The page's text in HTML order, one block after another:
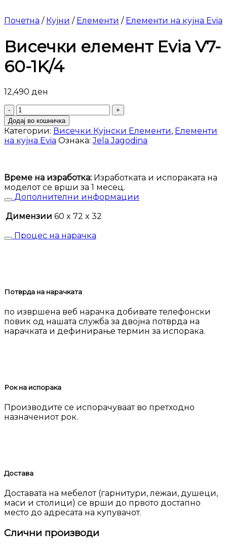
Почетна / Кујни / Елементи / Елементи на кујна Evia
Висечки елемент Evia V7-
60-1K/4
12,490 ден
Висечки
елемент
Evia
V7-
60-
Додај во кошничка
Категории: Висечки Кујнски Елементи, Елементи
на кујна Evia Ознака:Jela Jagodina
Време на изработка: Изработката и испораката на
моделот се врши за 1 месец.
Дополнителни информации
Димензии 60 x 72 x 32
Процес на нарачка
Потврда на нарачката
по извршена веб нарачка добивате телефонски
повик од нашата служба за двојна потврда на
нарачката и дефинирање термин за испорака.
Рок на испорака
Производите се испорачуваат во претходно
назначениот рок.
Достава
Доставата на мебелот (гарнитури, лежаи, душеци,
маси и столици) се врши до првото достапно
место до адресата на купувачот.
Слични производи